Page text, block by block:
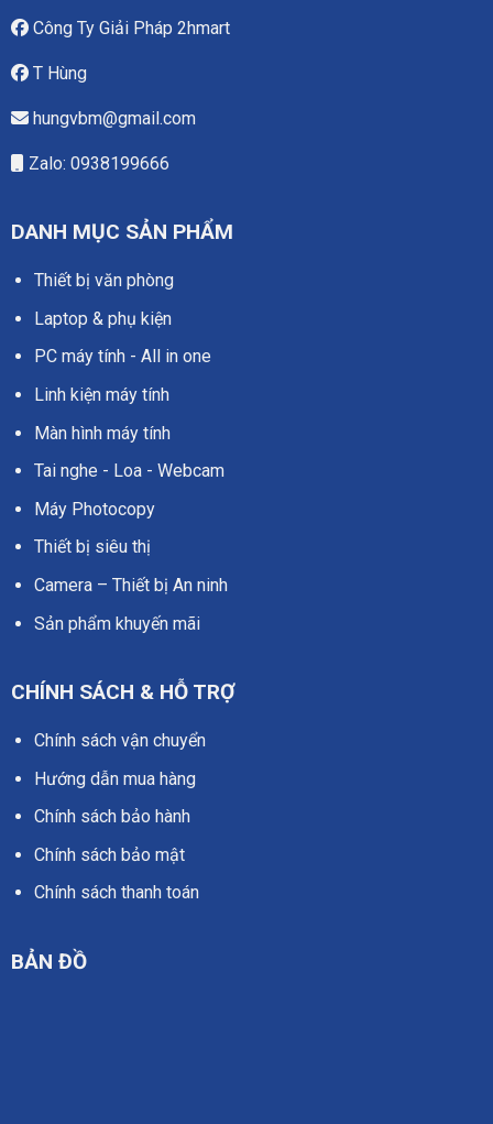
Công Ty Giải Pháp 2hmart
T Hùng
hungvbm@gmail.com
Zalo: 0938199666
DANH MỤC SẢN PHẨM
Thiết bị văn phòng
Laptop & phụ kiện
PC máy tính - All in one
Linh kiện máy tính
Màn hình máy tính
Tai nghe - Loa - Webcam
Máy Photocopy
Thiết bị siêu thị
Camera – Thiết bị An ninh
Sản phẩm khuyến mãi
CHÍNH SÁCH & HỖ TRỢ
Chính sách vận chuyển
Hướng dẫn mua hàng
Chính sách bảo hành
Chính sách bảo mật
Chính sách thanh toán
BẢN ĐỒ